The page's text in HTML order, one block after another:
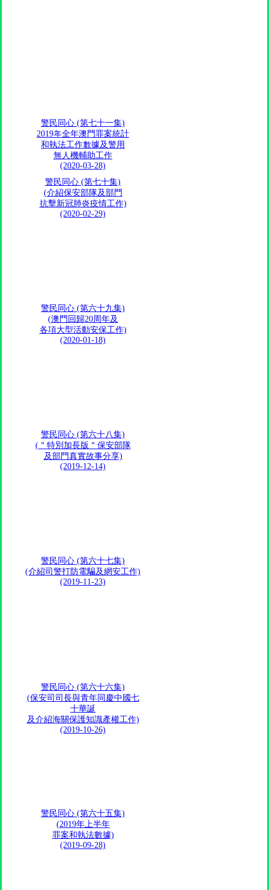
警民同心 (第七十一集)
2019年全年澳門罪案統計
和執法工作數據及警用
無人機輔助工作
(2020-03-28)
警民同心 (第七十集)
(介紹保安部隊及部門
抗擊新冠肺炎疫情工作)
(2020-02-29)
警民同心 (第六十九集)
(澳門回歸20周年及
各項大型活動安保工作)
(2020-01-18)
警民同心 (第六十八集)
(＂特別加長版＂保安部隊
及部門真實故事分享)
(2019-12-14)
警民同心 (第六十七集)
(介紹司警打防電騙及網安工作)
(2019-11-23)
警民同心 (第六十六集)
(保安司司長與青年同慶中國七
十華誕
及介紹海關保護知識產權工作)
(2019-10-26)
警民同心 (第六十五集)
(2019年上半年
罪案和執法數據)
(2019-09-28)